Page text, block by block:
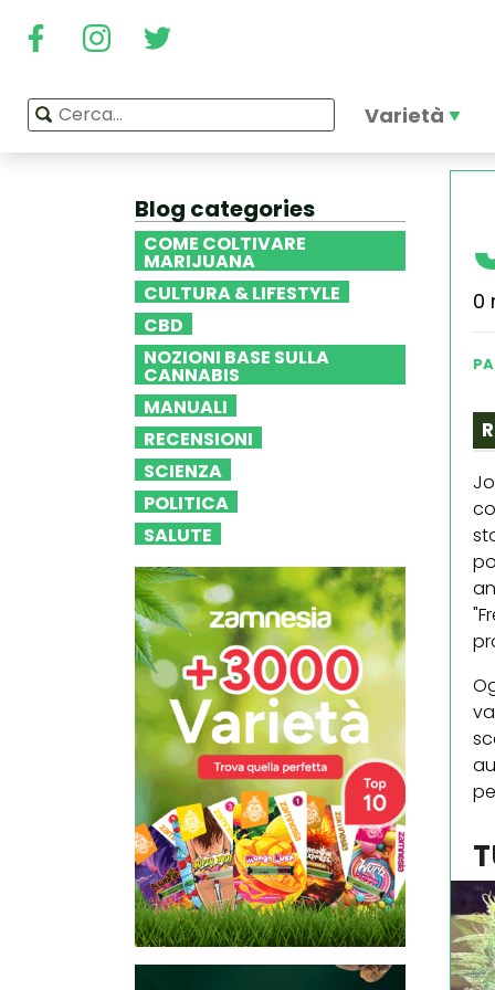
Varietà
Blog categories
COME COLTIVARE
MARIJUANA
CULTURA & LIFESTYLE
CBD
NOZIONI BASE SULLA
CANNABIS
MANUALI
RECENSIONI
SCIENZA
POLITICA
SALUTE
0